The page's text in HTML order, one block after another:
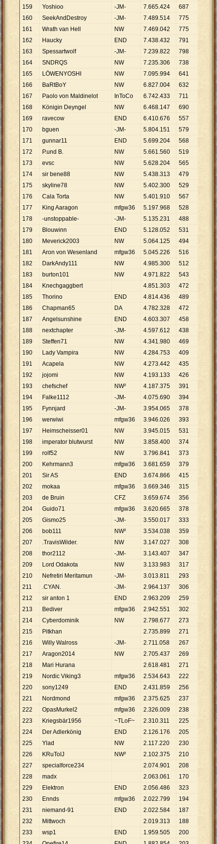
159
Yoshioo -JM- 7.665.424 687 11
160
SeekAndDestroy -JM- 7.489.514 775
664
161
Wrath van Hell NW 7.469.042 775 . 637
162
Haucky END 7.438.432 791 9
404
163
Spessartwolf -JM- 7.239.822 798 9
072
164
SNDRQS NW 7.235.306 738
165
LÖWENYOSHI NW 7.095.994 641 11
166
BaRtBoY NW 6.827.004 632 10
167
Paolo von Maldinelot InToCo 6.742.433 711
483
168
Königin Deyngel NW 6.468.147 690 . 374
169
ravecow END 6.410.676 557
170
bguen -JM- 5.804.151 579
171
gunnar11 END 5.699.204 568
172
P.und B. NW 5.661.560 519 10
173
evsc NW 5.628.204 565
961
174
sir bene88 NW 5.438.313 479 11
175
skyline78 NW 5.402.300 529 10
176
Cala Torta NW 5.401.910 567 9
527
177
King Aaragon mfgw36 5.197.968 528
845
178
-unstoppable- -JM- 5.135.231 488 10
179
Blouwinn END 5.128.052 531 .
657
180
Meverick2003 NW 5.064.125 494
181
Aron von Wesenland mfgw36 5.045.226 516 . 778
182
DarkAndy111 NW 4.985.300 512
737
183
burton101 NW 4.971.822 543
184
Knechgaggbert 4.851.303 472
185
Thorino END 4.814.436 489 . 845
186
Chapman65 DA 4.782.328 472
187
Angelsunshine END 4.603.307 458 10
188
nextchapter -JM- 4.597.612 438
189
Steffen71 NW 4.341.980 469 9
190
Lady Vampira NW 4.284.753 409
191
Acapela NW 4.273.442 435 9. 824
192
jojomi NW 4.193.133 426 .
193
chefschef NW² 4.187.375 391
194
Falke1112 -JM- 4.075.690 394 10
195
Fynnjard -JM- 3.954.065 378
196
werwiwi mfgw36 3.946.026 393
197
Heimscheisser01 NW 3.945.015 531
198
imperator blutwurst NW 3.858.400 374 10
199
rolf52 NW 3.796.841 373
200
Kehrmann3 mfgw36 3.681.659 379
714
201
Sir AS END 3.674.866 415
855
202
mokaa mfgw36 3.669.346 315 11
203
de Bruin CFZ 3.659.674 356
204
Guido71 mfgw36 3.620.665 378 9. 578
205
Gismo25 -JM- 3.550.017 333 10
206
bob111 NW² 3.534.038 359
844
207
.TravisWilder. NW 3.147.027 308 10
208
thor2112 -JM- 3.143.407 347
209
Lord Odakota NW 3.133.983 317
886
210
Nefretiri Meritamun -JM- 3.013.811 293
211
.CYAN. -JM- 2.964.137 306
687
212
sir anton 1 END 2.963.209 259
213
Bediver mfgw36 2.942.551 302
744
214
Cyberdominik NW 2.798.677 273
215
Pitkhan 2.735.899 271 10
216
Willy Walross -JM- 2.711.058 267
217
Aragon2014 NW 2.705.437 269 10
218
Mari Hurana 2.618.481 271 .
662
219
Nordic Viking3 mfgw36 2.534.643 222
220
sony1249 END 2.431.859 256 .499
221
Nordmond mfgw36 2.375.625 237
222
OpasMurkel2 mfgw36 2.326.009 238 .
223
Kriegsbär1956 ~TLoF~ 2.310.311 225 10
224
Der Adlerkönig END 2.126.176 205
225
Ylad NW 2.117.220 230
205
226
KRuToIJ NW² 2.102.375 210
227
specialforce234 2.074.901 208
975
228
madx 2.063.061 170 12
229
Elektron END 2.056.486 323
367
230
Ennds mfgw36 2.022.799 194 10
231
niemand-91 END 2.022.584 187 10
232
Mittwoch 2.019.313 188
233
wsp1 END 1.959.505 200 .798